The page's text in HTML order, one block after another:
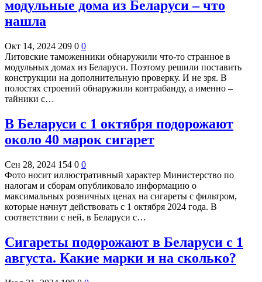
модульные дома из Беларуси – что
нашла
Окт 14, 2024 209 0 0
Литовские таможенники обнаружили что-то странное в
модульных домах из Беларуси. Поэтому решили поставить
конструкции на дополнительную проверку. И не зря. В
полостях строений обнаружили контрабанду, а именно –
тайники с…
В Беларуси с 1 октября подорожают
около 40 марок сигарет
Сен 28, 2024 154 0 0
Фото носит иллюстративный характер Министерство по
налогам и сборам опубликовало информацию о
максимальных розничных ценах на сигареты с фильтром,
которые начнут действовать с 1 октября 2024 года. В
соответствии с ней, в Беларуси с…
Сигареты подорожают в Беларуси с 1
августа. Какие марки и на сколько?